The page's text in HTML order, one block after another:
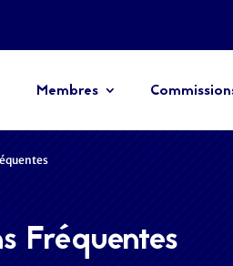
Membres
Fréquentes